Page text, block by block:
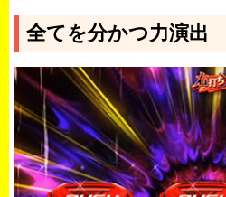
全てを分かつ力演出